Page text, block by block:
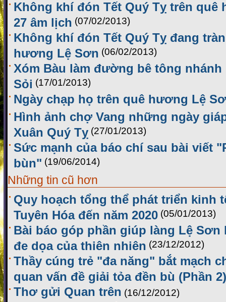
Không khí đón Tết Quý Tỵ trên quê
27 âm lịch (07/02/2013)
Không khí đón Tết Quý Tỵ đang
hương Lệ Sơn (06/02/2013)
Xóm Bàu làm đường bê tông
Sỏi (17/01/2013)
Ngày chạp họ trên quê hương Lệ
Hình ảnh chợ Vang những ngày
Xuân Quý Tỵ (27/01/2013)
Sức mạnh của báo chí sau bài viết
bùn" (19/06/2014)
Những tin cũ hơn
Quy hoạch tổng thể phát triển kinh
Tuyên Hóa đến năm 2020 (05/01/2013)
Bài báo góp phần giúp làng Lệ
đe dọa của thiên nhiên (23/12/2012)
Thầy cúng trẻ "đa năng" bắt mạch
quan vấn đề giải tỏa đền bù (Phần 2)
Thơ gửi Quan trên (16/12/2012)